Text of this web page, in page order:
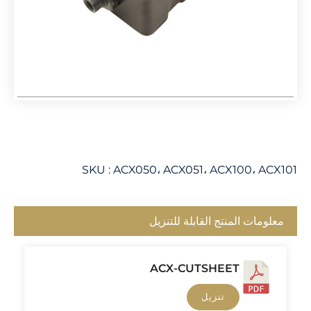
SKU : ACX050، ACX051، ACX100، ACX101
معلومات المنتج القابلة للتنزيل
ACX-CUTSHEET
تنزيل